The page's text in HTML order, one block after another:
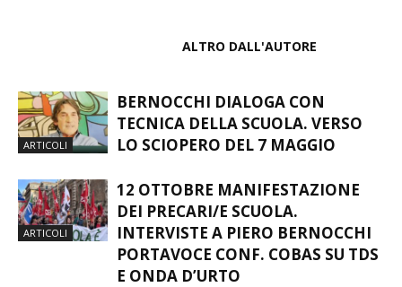
ALTRO DALL'AUTORE
ARTICOLI
BERNOCCHI DIALOGA CON
TECNICA DELLA SCUOLA. VERSO
LO SCIOPERO DEL 7 MAGGIO
ARTICOLI
12 OTTOBRE MANIFESTAZIONE
DEI PRECARI/E SCUOLA.
INTERVISTE A PIERO BERNOCCHI
PORTAVOCE CONF. COBAS SU TDS
E ONDA D’URTO